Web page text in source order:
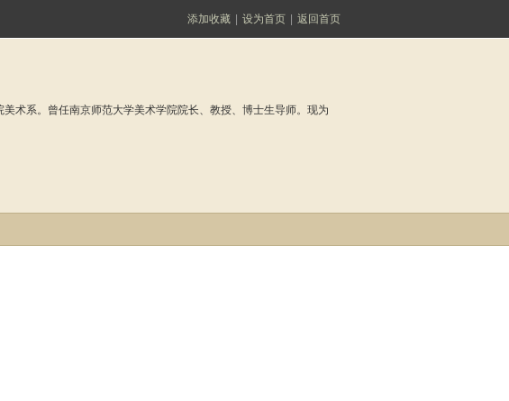
添加收藏 设为首页 返回首页
术系。曾任南京师范大学美术学院院长、教授、博士生导师。现为